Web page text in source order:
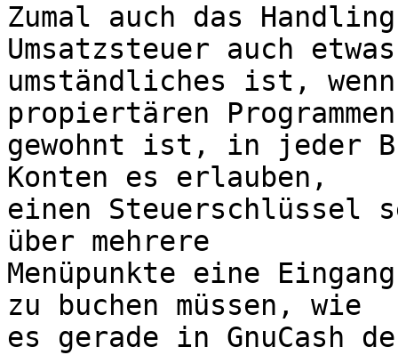
Zumal auch das
Umsatzsteuer auch
umständliches ist,
propiertären Programmen
gewohnt ist, in jeder
Konten es erlauben,
einen Steuerschlüssel
über mehrere
Menüpunkte eine
zu buchen müssen, wie
es gerade in GnuCash